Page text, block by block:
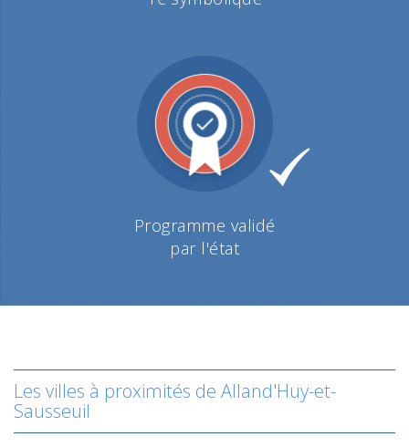
Programme validé
par l'état
Les villes à proximités de Alland'Huy-et-
Sausseuil